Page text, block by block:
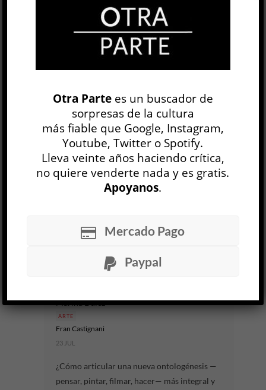
Las paredes de la galería conservan huellas
materiales de su pasado. Como si se tratara de
un estrato geológico,...
Liquidación
Alfredo Dufour
Manuel Quaranta
30 JUL
Cuentan que a los doce años Steven Spielberg
viejo maestro,...
Marina Daiez
ARTE
Fran Castignani
23 JUL
¿Cómo articular una nueva ontologénesis —
pensar, pintar, filmar, hacer— más integral y
Otra Partees un buscador de
sorpresas de la cultura
más fiable que Google, Instagram,
Youtube, Twitter o Spotify.
Lleva veinte años haciendo crítica,
no quiere venderte nada y es gratis.
Apoyanos.
Mercado Pago
Paypal